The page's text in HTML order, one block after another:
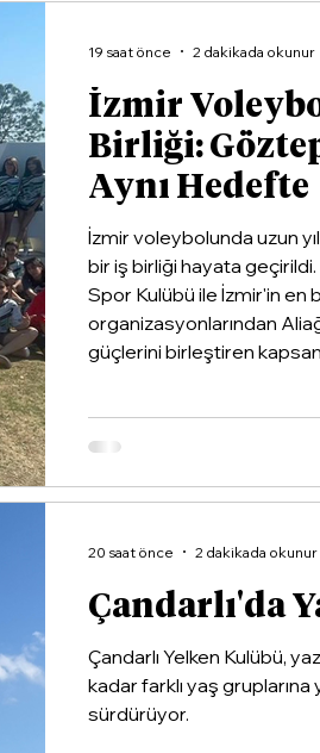
İzmir
Birliği:
Aynı Hedefte
İzmir voleybolunda uzun
bir iş birliği hayata
Spor Kulübü ile İzmir'in en
organizasyonlarından
güçlerini birleştiren
19 saat önce 2 dakikada okunur
Çandarlı'da
Çandarlı Yelken Kulübü,
kadar farklı yaş
sürdürüyor.
20 saat önce 2 dakikada okunur